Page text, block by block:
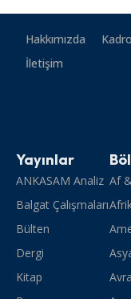
Hakkımızda
İletişim
Yayınlar
ANKASAM Analiz
Balgat Çalışmaları
Bülten
Dergi
Kitap
Af